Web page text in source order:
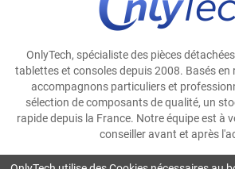
OnlyTech, spécialiste des pièces
tablettes et consoles depuis 2008. Basés en
accompagnons particuliers et
sélection de composants de qualité, un
rapide depuis la France. Notre équipe est à
conseiller avant et après